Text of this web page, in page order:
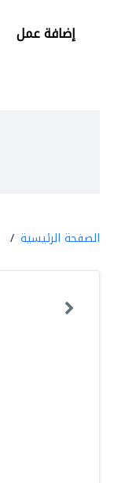
إضافة عمل
الصفحة الرئيسية